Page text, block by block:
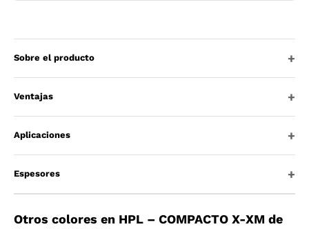
Sobre el producto
Ventajas
Aplicaciones
Espesores
Otros colores en HPL – COMPACTO X-XM de